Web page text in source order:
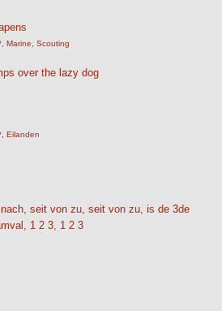
Marine Scouting
over the lazy dog
Eilanden
seit von zu, seit von zu, is de 3de
1 2 3, 1 2 3